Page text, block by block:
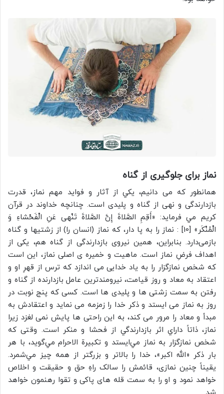
نماز برای جلوگیری از گناه
همانطور که می دانیم، يكي از آثار و فواید مهم نماز، قدرت
بازدارندگی و نهی از گناه و پلیدی است. چنانچه خداوند در قرآن
کریم مي فرمايد: «أَقِمِ الصَّلاةَ إِنَّ الصَّلاةَ تَنْهى‌ عَنِ الْفَحْشاءِ وَ
الْمُنْكَر» [10] : نماز را به پا دار، كه نماز (انسان را) از زشتيها و گناه
بازمى‌دارد. بنابراین، همین نیروی بازدارندگی از گناه هم، یکی از
اهداف فرضِ نماز است. ماهیت و خمیره ی اصلی نماز، این است
که شخص نمازگزار را به ياد خدایی می اندازد که ترس از قهرِ او و
اعتقاد به معاد و روز قیامت، نيرومندترين عامل بازدارنده از گناه و
رفتن به سمت زشتی ها و پلیدی ها است. کسی که پنج نوبت در
روز به نماز می ایستد و ذکر خدا را زمزمه می نماید و اعتقادش به
مبدأ و معاد را مرور می کند، به این راحتی ها پایش نمی لغزد زیرا
نماز، ذاتاً داراي اثر بازدارندگي از فحشا و منکر است. وقتی که
شخص نمازگزار به نماز مي‌ايستد و تكبيرة الاحرام مي‌گويد، با هر
بار ذکر «الله اکبر»، خدا را بالاتر و بزرگتر از همه چيز مي‌شمرد.
یقیناً چنین نمازی، قائمش را سالک راهِ حق و حقیقت و اخلاص
خواهد نمود و او را به سمت قله های پاکی و تقوا رهنمون خواهد